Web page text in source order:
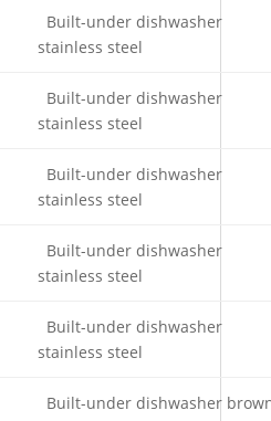
Built-under dishwasher
stainless steel
Built-under dishwasher
stainless steel
Built-under dishwasher
stainless steel
Built-under dishwasher
stainless steel
Built-under dishwasher
stainless steel
Built-under dishwasher